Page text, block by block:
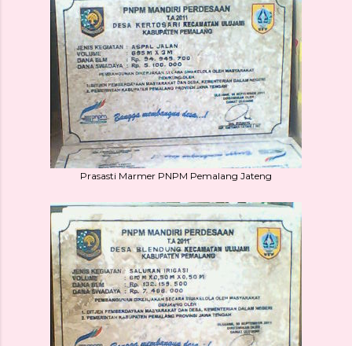
Prasasti Marmer PNPM Pemalang Jateng